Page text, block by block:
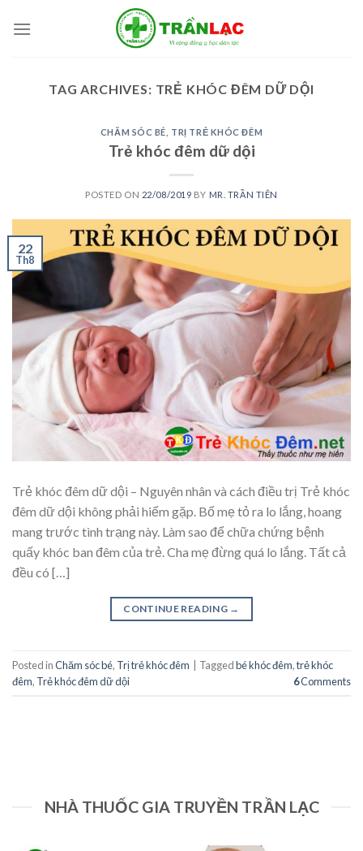
TAG ARCHIVES: TRẺ KHÓC ĐÊM DỮ DỘI
CHĂM SÓC BÉ TRỊ TRẺ KHÓC ĐÊM
Trẻ khóc đêm dữ dội
POSTED ON 22/08/2019 BY MR. TRẦN TIÊN
22
Th8
Trẻ khóc đêm dữ dội – Nguyên nhân và cách điều trị Trẻ khóc
đêm dữ dội không phải hiếm gặp. Bố mẹ tỏ ra lo lắng, hoang
mang trước tình trạng này. Làm sao để chữa chứng bệnh
quấy khóc ban đêm của trẻ. Cha mẹ đừng quá lo lắng. Tất cả
đều có […]
CONTINUE READING →
Posted inChăm sóc bé, Trị trẻ khóc đêm | Taggedbé khóc đêm,trẻ khóc
đêm, Trẻ khóc đêm dữ dội 6Comments
NHÀ THUỐC GIA TRUYỀN TRẦN LẠC